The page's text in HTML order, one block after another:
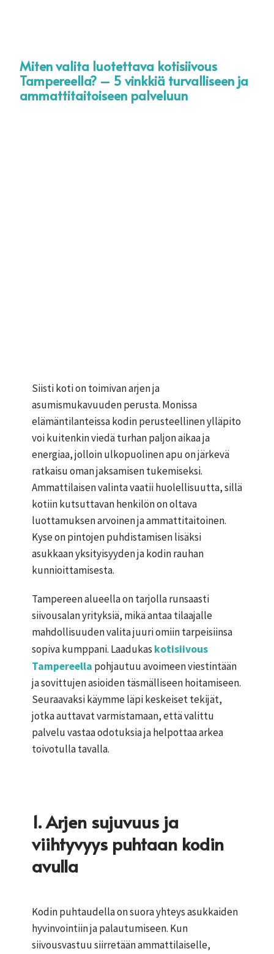
Miten valita luotettava kotisiivous
Tampereella? – 5 vinkkiä turvalliseen ja
ammattitaitoiseen palveluun
Siisti koti on toimivan arjen ja
asumismukavuuden perusta. Monissa
elämäntilanteissa kodin perusteellinen ylläpito
voi kuitenkin viedä turhan paljon aikaa ja
energiaa, jolloin ulkopuolinen apu on järkevä
ratkaisu oman jaksamisen tukemiseksi.
Ammattilaisen valinta vaatii huolellisuutta, sillä
kotiin kutsuttavan henkilön on oltava
luottamuksen arvoinen ja ammattitaitoinen.
Kyse on pintojen puhdistamisen lisäksi
asukkaan yksityisyyden ja kodin rauhan
kunnioittamisesta.
Tampereen alueella on tarjolla runsaasti
siivousalan yrityksiä, mikä antaa tilaajalle
mahdollisuuden valita juuri omiin tarpeisiinsa
sopiva kumppani. Laadukas kotisiivous
Tampereella pohjautuu avoimeen viestintään
ja sovittujen asioiden täsmälliseen hoitamiseen.
Seuraavaksi käymme läpi keskeiset tekijät,
jotka auttavat varmistamaan, että valittu
palvelu vastaa odotuksia ja helpottaa arkea
toivotulla tavalla.
1. Arjen sujuvuus ja
viihtyvyys puhtaan kodin
avulla
Kodin puhtaudella on suora yhteys asukkaiden
hyvinvointiin ja palautumiseen. Kun
siivousvastuu siirretään ammattilaiselle,
KOTIHOITO TAMPERE
TYÖHAKEMUS